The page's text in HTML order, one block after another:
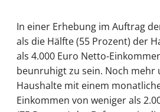
In einer Erhebung im Auftrag
als die Hälfte (55 Prozent) der
als 4.000 Euro Netto-
beunruhigt zu sein. Noch mehr
Haushalte mit einem
Einkommen von weniger als